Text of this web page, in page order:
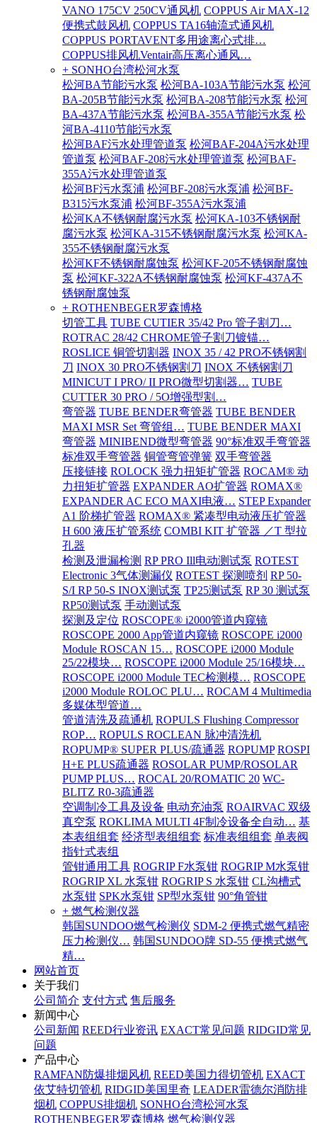
VANO 175CV 250CV通风机 COPPUS Air MAX-12
便携式鼓风机 COPPUS TA16轴流式通风机
COPPUS PORTAVENT多用途离心式排…
COPPUS排风机Ventair高压离心通风…
+ SONHO台湾松河水泵
松河BA节能污水泵 松河BA-103A节能污水泵 松河
BA-205B节能污水泵 松河BA-208节能污水泵 松河
BA-437A节能污水泵 松河BA-355A节能污水泵 松
河BA-4110节能污水泵
松河BAF污水处理管道泵 松河BAF-204A污水处理
管道泵 松河BAF-208污水处理管道泵 松河BAF-
355A污水处理管道泵
松河BF污水泵浦 松河BF-208污水泵浦 松河BF-
B315污水泵浦 松河BF-355A污水泵浦
松河KA不锈钢耐腐污水泵 松河KA-103不锈钢耐
腐污水泵 松河KA-315不锈钢耐腐污水泵 松河KA-
355不锈钢耐腐污水泵
松河KF不锈钢耐腐蚀泵 松河KF-205不锈钢耐腐蚀
泵 松河KF-322A不锈钢耐腐蚀泵 松河KF-437A不
锈钢耐腐蚀泵
+ ROTHENBEGER罗森博格
切管工具 TUBE CUTIER 35/42 Pro 管子割刀…
ROTRAC 28/42 CHROME管子割刀镀锚…
ROSLICE 铜管切割器 INOX 35 / 42 PRO不锈钢割
刀 INOX 30 PRO不锈钢割刀 INOX 不锈钢割刀
MINICUT I PRO/ II PRO微型切割器… TUBE
CUTTER 30 PRO / 5O增强型割…
弯管器 TUBE BENDER弯管器 TUBE BENDER
MAXI MSR Set 弯管组… TUBE BENDER MAXI
弯管器 MINIBEND微型弯管器 90°标准双手弯管器
标准双手弯管器 铜管弯管弹簧 双手弯管器
压接链接 ROLOCK 强力扭矩扩管器 ROCAM® 动
力扭矩扩管器 EXPANDER AO扩管器 ROMAX®
EXPANDER AC ECO MAXI电液… STEP Expander
A1 阶梯扩管器 ROMAX® 紧凑型电动液压扩管器
H 600 液压扩管系统 COMBI KIT 扩管器 ／T 型拉
孔器
检测及泄漏检测 RP PRO Ill电动测试泵 ROTEST
Electronic 3气体测漏仪 ROTEST 探测喷剂 RP 50-
S/I RP 50-S INOX测试泵 TP25测试泵 RP 30 测试泵
RP50测试泵 手动测试泵
探测及定位 ROSCOPE® i2000管道内窥镜
ROSCOPE 2000 App管道内窥镜 ROSCOPE i2000
Module ROSCAN 15… ROSCOPE i2000 Module
25/22模块… ROSCOPE i2000 Module 25/16模块…
ROSCOPE i2000 Module TEC检测模… ROSCOPE
i2000 Module ROLOC PLU… ROCAM 4 Multimedia
多媒体型管道…
管道清洗及疏通机 ROPULS Flushing Compressor
ROP… ROPULS ROCLEAN 脉冲清洗机
ROPUMP® SUPER PLUS/疏通器 ROPUMP ROSPI
H+E PLUS疏通器 ROSOLAR PUMP/ROSOLAR
PUMP PLUS… ROCAL 20/ROMATIC 20 WC-
BLITZ R0-3疏通器
空调制冷工具及设备 电动充油泵 ROAIRVAC 双级
真空泵 ROKLIMA MULTI 4F制冷设备全自动… 基
本表组组套 经济型表组组套 标准表组组套 单表阀
指针式表组
管钳通用工具 ROGRIP F水泵钳 ROGRIP M水泵钳
ROGRIP XL 水泵钳 ROGRIP S 水泵钳 CL沟槽式
水泵钳 SPK水泵钳 SP型水泵钳 90°角管钳
+ 燃气检测仪器
韩国SUNDOO燃气检测仪 SDM-2 便携式燃气精密
压力检测仪… 韩国SUNDOO牌 SD-55 便携式燃气
精…
网站首页
关于我们
公司简介 支付方式 售后服务
新闻中心
公司新闻 REED行业资讯 EXACT常见问题 RIDGID常见
问题
产品中心
RAMFAN防爆排烟风机 REED美国力得切管机 EXACT
依艾特切管机 RIDGID美国里奇 LEADER雷德尔消防排
烟机 COPPUS排烟机 SONHO台湾松河水泵
ROTHENBEGER罗森博格 燃气检测仪器